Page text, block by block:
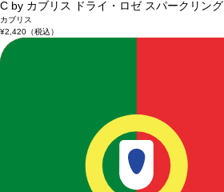
C by カブリス ドライ・ロゼ スパークリング
カブリス
¥2,420（税込）